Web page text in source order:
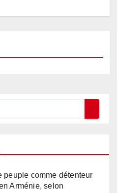
peuple comme détenteur
Arménie, selon